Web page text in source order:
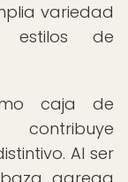
variedad
estilos de
caja de
Al ser